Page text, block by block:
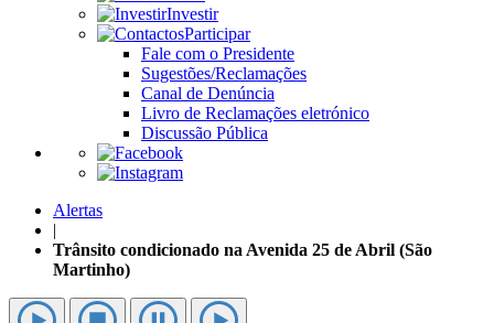
Investir
Participar
Fale com o Presidente
Sugestões/Reclamações
Canal de Denúncia
Livro de Reclamações eletrónico
Discussão Pública
Alertas
|
Trânsito condicionado na Avenida 25 de Abril (São
Martinho)